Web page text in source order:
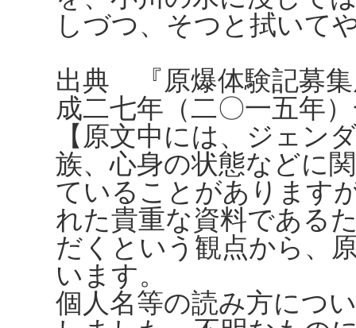
しづつ、そつと拭いて
出典 『原爆体験記募
成二七年（二〇一五年
【原文中には、ジェン
族、心身の状態などに
ていることがあります
れた貴重な資料である
だくという観点から、
います。
個人名等の読み方につ